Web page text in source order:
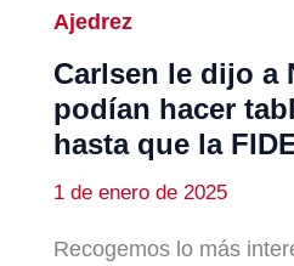
Ajedrez
Carlsen le dijo a
podían hacer
hasta que la
1 de enero de 2025
Recogemos lo más